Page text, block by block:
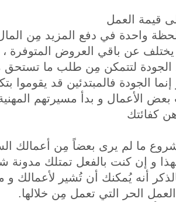
لحظة واحدة في دفع المزيد مِن
عن باقي العروض المتوفرة ،
الجودة لتتمكن مِن طلب ما
الجودة فالمبتدئين قد يقوموا
الأعمال و بدأ مسيرتهم
ما لم يرى بعضاً مِن أعمالك
و إن كنت بالفعل تمتلك مدونة
أنه يُمكنك أن تُشير لأعمالك و
الحر التي تعمل مِن خلالها.